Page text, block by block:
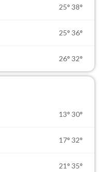
25° 38°
25° 36°
26° 32°
13° 30°
17° 32°
21° 35°